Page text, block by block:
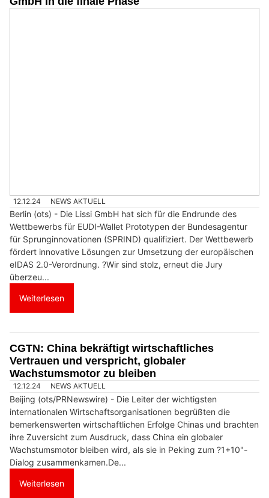
12.12.24 NEWS AKTUELL
Berlin (ots) - Die Lissi GmbH hat sich für die Endrunde des
Wettbewerbs für EUDI-Wallet Prototypen der Bundesagentur
für Sprunginnovationen (SPRIND) qualifiziert. Der Wettbewerb
fördert innovative Lösungen zur Umsetzung der europäischen
eIDAS 2.0-Verordnung. ?Wir sind stolz, erneut die Jury
überzeu...
Weiterlesen
CGTN: China bekräftigt wirtschaftliches
Vertrauen und verspricht, globaler
Wachstumsmotor zu bleiben
12.12.24 NEWS AKTUELL
Beijing (ots/PRNewswire) - Die Leiter der wichtigsten
internationalen Wirtschaftsorganisationen begrüßten die
bemerkenswerten wirtschaftlichen Erfolge Chinas und brachten
ihre Zuversicht zum Ausdruck, dass China ein globaler
Wachstumsmotor bleiben wird, als sie in Peking zum ?1+10"-
Dialog zusammenkamen.De...
Weiterlesen